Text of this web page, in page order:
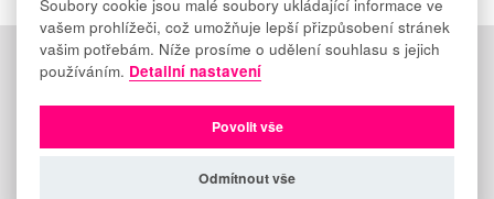
Důležité odkazy:Elektronická třídnice | Suplování
Facebook | Instagram
Ochrana osobních údajů
Soubory cookie jsou malé soubory ukládající informace ve
vašem prohlížeči, což umožňuje lepší přizpůsobení stránek
vašim potřebám. Níže prosíme o udělení souhlasu s jejich
používáním. Detailní nastavení
Povolit vše
Odmítnout vše